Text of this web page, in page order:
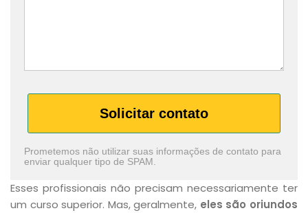
Solicitar contato
Prometemos não utilizar suas informações de contato para
enviar qualquer tipo de SPAM.
Esses profissionais não precisam necessariamente ter
um curso superior. Mas, geralmente, eles são oriundos